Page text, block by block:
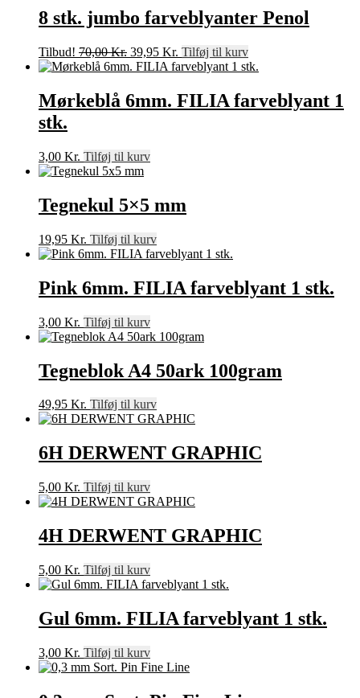
8 stk. jumbo farveblyanter Penol
Tilbud! 70,00Kr. Den
oprindelige
var:
70,00 Kr..
39,95 Kr. Den
aktuelle
er:
39,95 Kr..
Tilføj til kurv
Mørkeblå 6mm. FILIA farveblyant 1
stk.
3,00 Kr. Tilføj til kurv
Tegnekul 5×5 mm
19,95 Kr. Tilføj til kurv
Pink 6mm. FILIA farveblyant 1 stk.
3,00 Kr. Tilføj til kurv
Tegneblok A4 50ark 100gram
49,95 Kr. Tilføj til kurv
6H DERWENT GRAPHIC
5,00 Kr. Tilføj til kurv
4H DERWENT GRAPHIC
5,00 Kr. Tilføj til kurv
Gul 6mm. FILIA farveblyant 1 stk.
3,00 Kr. Tilføj til kurv